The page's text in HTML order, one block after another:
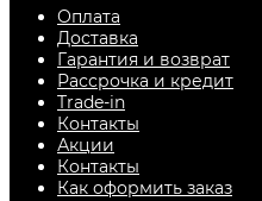
Оплата
Доставка
Гарантия и возврат
Рассрочка и кредит
Trade-in
Контакты
Акции
Контакты
Как оформить заказ